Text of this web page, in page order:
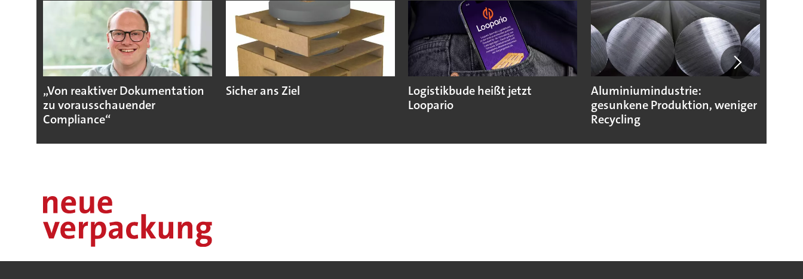
„Von reaktiver Dokumentation
zu vorausschauender
Compliance“
Sicher ans Ziel
Logistikbude heißt jetzt
Loopario
Aluminiumindustrie:
gesunkene Produktion, weniger
Recycling